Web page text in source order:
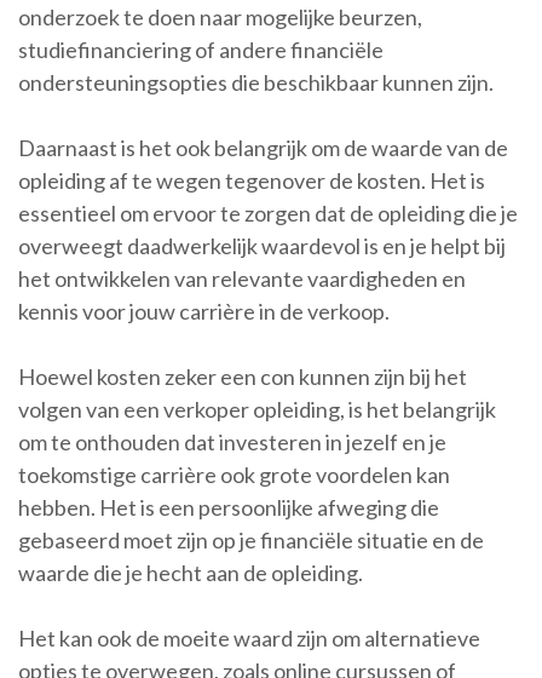
onderzoek te doen naar mogelijke beurzen,
studiefinanciering of andere financiële
ondersteuningsopties die beschikbaar kunnen zijn.
Daarnaast is het ook belangrijk om de waarde van de
opleiding af te wegen tegenover de kosten. Het is
essentieel om ervoor te zorgen dat de opleiding die je
overweegt daadwerkelijk waardevol is en je helpt bij
het ontwikkelen van relevante vaardigheden en
kennis voor jouw carrière in de verkoop.
Hoewel kosten zeker een con kunnen zijn bij het
volgen van een verkoper opleiding, is het belangrijk
om te onthouden dat investeren in jezelf en je
toekomstige carrière ook grote voordelen kan
hebben. Het is een persoonlijke afweging die
gebaseerd moet zijn op je financiële situatie en de
waarde die je hecht aan de opleiding.
Het kan ook de moeite waard zijn om alternatieve
opties te overwegen, zoals online cursussen of